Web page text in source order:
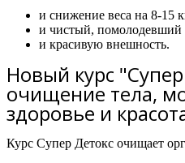
и снижение веса на 8-15
и чистый, помолодевший
и красивую внешность.
Новый курс
очищение тела,
здоровье и
Курс Супер Детокс очищает